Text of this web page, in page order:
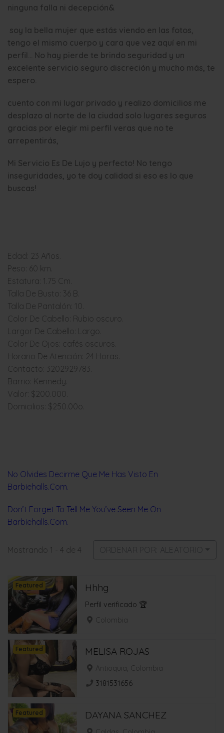
ninguna falla ni decepción&
soy la bella mujer que estás viendo en las fotos,
tengo el mismo cuerpo y cara que vez aquí en mi
perfil… No hay pierde te brindo seguridad y un
excelente servicio seguro discreción y mucho más, te
espero.
cuento con mi lugar privado y realizo domicilios me
desplazo al norte de la ciudad solo lugares seguros
gracias por elegir mi perfil veras que no te
arrepentirás,
Mi Servicio Es De Lujo y perfecto! No tengo
inseguridades, yo te doy calidad si eso es lo que
buscas!
Edad: 23 Años.
Peso: 60 km.
Estatura: 1.75 Cm.
Talla De Busto: 36 B.
Talla De Pantalón: 10.
Color De Cabello: Rubio oscuro.
Largor De Cabello: Largo.
Color De Ojos: cafés oscuros.
Horario De Atención: 24 Horas.
Contacto: 3202929783.
Barrio: Kennedy.
Valor: $200.000.
Domicilios: $250.00o.
No Olvides Decirme Que Me Has Visto En
Barbieha lls.Com.
Don’t Forget To Tell Me You’ve Seen Me On
Barbiehalls.Com.
Mostrando 1 - 4 de 4 ORDENAR POR: ALEATORIO
Featured Hhhg
Perfil verificado 🏆
Colombia
Featured MELISA ROJAS
Antioquia, Colombia
3181531656
Featured DAYANA SANCHEZ